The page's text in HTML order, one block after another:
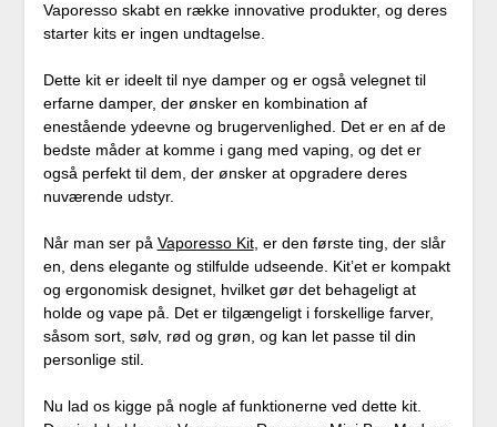
Vaporesso skabt en række innovative produkter, og deres
starter kits er ingen undtagelse.
Dette kit er ideelt til nye damper og er også velegnet til
erfarne damper, der ønsker en kombination af
enestående ydeevne og brugervenlighed. Det er en af de
bedste måder at komme i gang med vaping, og det er
også perfekt til dem, der ønsker at opgradere deres
nuværende udstyr.
Når man ser på Vaporesso Kit, er den første ting, der slår
en, dens elegante og stilfulde udseende. Kit’et er kompakt
og ergonomisk designet, hvilket gør det behageligt at
holde og vape på. Det er tilgængeligt i forskellige farver,
såsom sort, sølv, rød og grøn, og kan let passe til din
personlige stil.
Nu lad os kigge på nogle af funktionerne ved dette kit.